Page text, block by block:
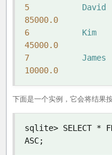
5
David
85000.0
6
Kim
45000.0
7
James
10000.0
下面是一个实例，它会将结果
sqlite> SELECT *
ASC;